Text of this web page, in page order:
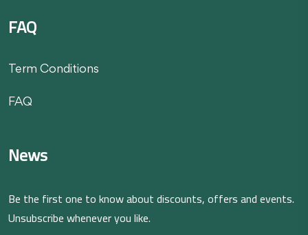
FAQ
Term Conditions
FAQ
News
Be the first one to know about discounts, offers and events.
Unsubscribe whenever you like.